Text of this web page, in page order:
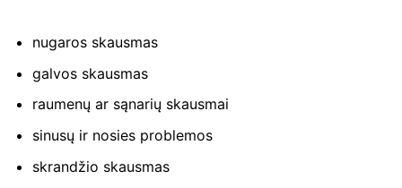
nugaros skausmas
galvos skausmas
raumenų ar sąnarių skausmai
sinusų ir nosies problemos
skrandžio skausmas